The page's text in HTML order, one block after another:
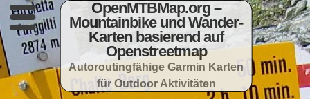
OpenMTBMap.org –
Mountainbike und Wander-
Karten basierend auf
Openstreetmap
Autoroutingfähige Garmin Karten
für Outdoor Aktivitäten